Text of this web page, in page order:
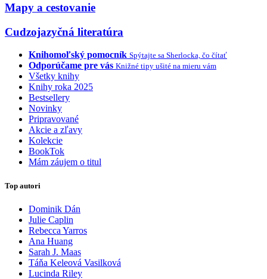
Mapy a cestovanie
Cudzojazyčná literatúra
Knihomoľský pomocník Spýtajte sa Sherlocka, čo čítať
Odporúčame pre vás Knižné tipy ušité na mieru vám
Všetky knihy
Knihy roka 2025
Bestsellery
Novinky
Pripravované
Akcie a zľavy
Kolekcie
BookTok
Mám záujem o titul
Top autori
Dominik Dán
Julie Caplin
Rebecca Yarros
Ana Huang
Sarah J. Maas
Táňa Keleová Vasilková
Lucinda Riley